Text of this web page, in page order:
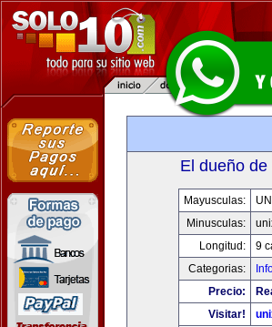
El dueño
Mayusculas:
Minusculas:
Longitud:
9
Categorias:
Precio:
Visitar!